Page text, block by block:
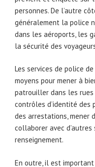
personnes. De l’autre
généralement la police
dans les aéroports, les
la sécurité des
Les services de police de
moyens pour mener à
patrouiller dans les
contrôles d’identité des
des arrestations, mener
collaborer avec
renseignement.
En outre, il est